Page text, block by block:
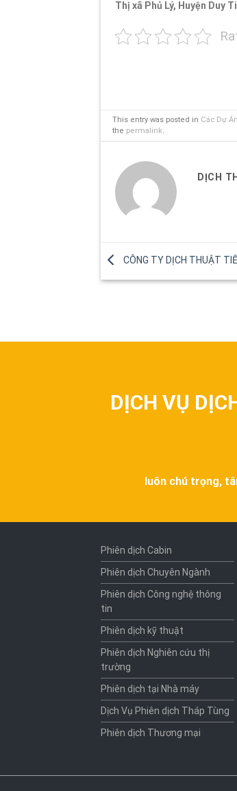
Thị xã Phủ Lý, Huyện Duy
This entry was posted in Các Dự
the permalink
DỊCH
CÔNG TY DỊCH THUẬT
DỊCH VỤ
luôn chú trọng,
Phiên dịch Cabin
Phiên dịch Chuyên Ngành
Phiên dịch Công nghệ thông
tin
Phiên dịch kỹ thuật
Phiên dịch Nghiên cứu thị
trường
Phiên dịch tại Nhà máy
Dịch Vụ Phiên dịch Tháp Tùng
Phiên dịch Thương mại